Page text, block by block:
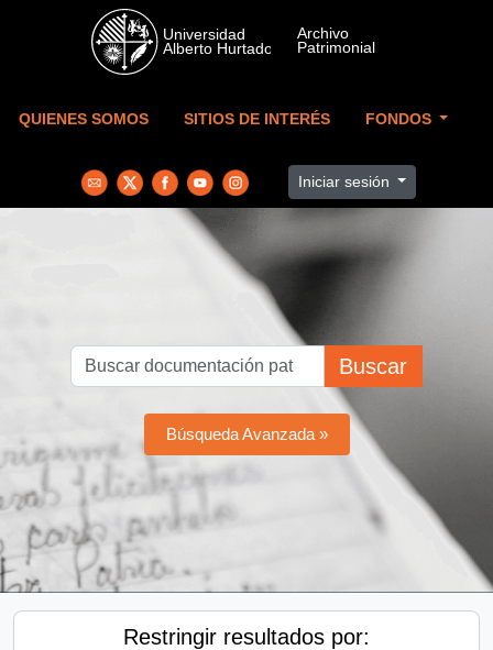
Skip to main content
QUIENES SOMOS SITIOS DE INTERÉS FONDOS
Iniciar sesión
Buscar
Búsqueda Avanzada »
Restringir resultados por: